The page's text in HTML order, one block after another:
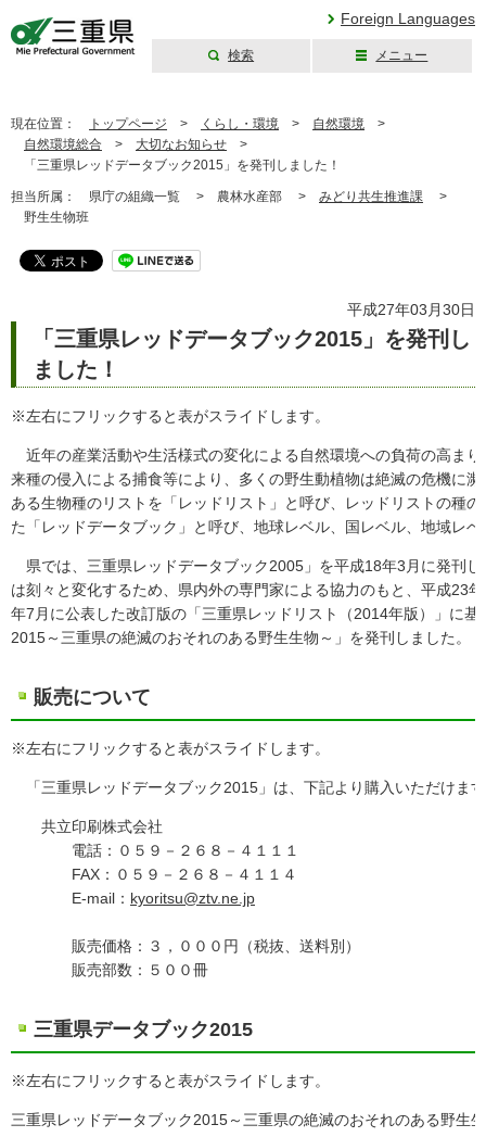
Foreign Languages
検索 メニュー
現在位置： トップページ > くらし・環境 > 自然環境 >
自然環境総合 > 大切なお知らせ >
「三重県レッドデータブック2015」を発刊しました！
担当所属： 県庁の組織一覧 > 農林水産部 > みどり共生推進課 >
野生生物班
平成27年03月30日
「三重県レッドデータブック2015」を発刊し
ました！
※左右にフリックすると表がスライドします。
近年の産業活動や生活様式の変化による自然環境への負荷の高ま
来種の侵入による捕食等により、多くの野生動植物は絶滅の危機に
ある生物種のリストを「レッドリスト」と呼び、レッドリストの種
た「レッドデータブック」と呼び、地球レベル、国レベル、地域レ
県では、三重県レッドデータブック2005」を平成18年3月に発刊
は刻々と変化するため、県内外の専門家による協力のもと、平成23
年7月に公表した改訂版の「三重県レッドリスト（2014年版）」に
2015～三重県の絶滅のおそれのある野生生物～」を発刊しました。
販売について
※左右にフリックすると表がスライドします。
「三重県レッドデータブック2015」は、下記より購入いただけま
共立印刷株式会社
電話：０５９－２６８－４１１１
FAX：０５９－２６８－４１１４
E-mail： kyoritsu@ztv.ne.jp
販売価格：３，０００円（税抜、送料別）
販売部数：５００冊
三重県データブック2015
※左右にフリックすると表がスライドします。
三重県レッドデータブック2015～三重県の絶滅のおそれのある野生